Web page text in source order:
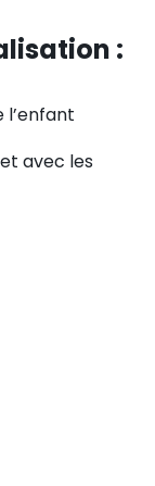
:
l’enfant
avec les